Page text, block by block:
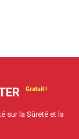
sur la Sûreté et la